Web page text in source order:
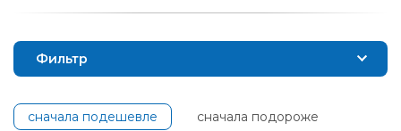
Фильтр
сначала подешевле
сначала подороже